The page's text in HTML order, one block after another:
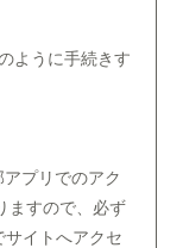
ように手続きす
プリでのアク
ますので、必ず
イトへアクセ